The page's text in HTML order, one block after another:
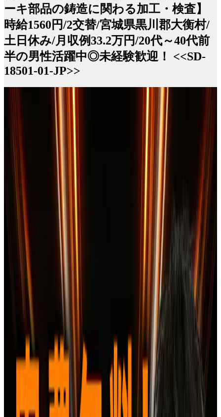
ーキ部品の鋳造に関わる加工・検査】
時給1560円/2交替/宮城県黒川郡大衡村/
土日休み/月収例33.2万円/20代～40代前
半の男性活躍中◎未経験歓迎！ <<SD-
18501-01-JP>>